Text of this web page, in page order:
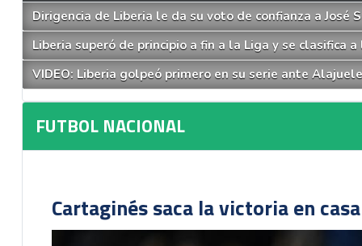
Dirigencia de Liberia le da su voto de confianza a José
Liberia superó de principio a fin a la Liga y se clasifica
VIDEO: Liberia golpeó primero en su serie ante
FUTBOL NACIONAL
Cartaginés saca la victoria en